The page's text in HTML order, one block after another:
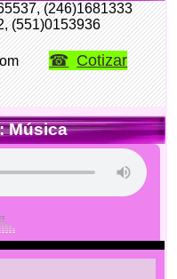
(246)1681333
(551)0153936
Cotizar
Música